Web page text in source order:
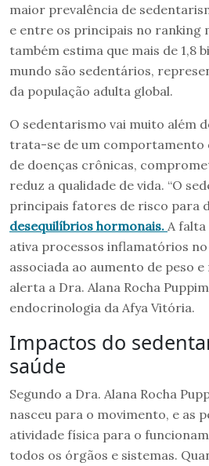
maior prevalência de
e entre os principais no ranking
também estima que mais de 1,8
mundo são sedentários,
da população adulta global.
O sedentarismo vai muito além
trata-se de um comportamento
de doenças crônicas,
reduz a qualidade de vida. “O
principais fatores de risco para
desequilíbrios hormonais. A
ativa processos inflamatórios
associada ao aumento de peso e
alerta a Dra. Alana Rocha
endocrinologia da Afya Vitória.
Impactos do
saúde
Segundo a Dra. Alana Rocha
nasceu para o movimento, e as
atividade física para o
todos os órgãos e sistemas.